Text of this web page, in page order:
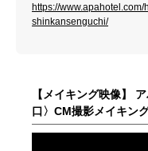
https://
shinkansenguchi/
【メイキング映像】
口〉CM撮影メイキン